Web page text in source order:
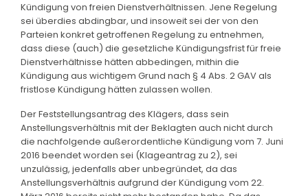
Kündigung von freien Dienstverhältnissen. Jene Regelung
sei überdies abdingbar, und insoweit sei der von den
Parteien konkret getroffenen Regelung zu entnehmen,
dass diese (auch) die gesetzliche Kündigungsfrist für freie
Dienstverhältnisse hätten abbedingen, mithin die
Kündigung aus wichtigem Grund nach § 4 Abs. 2 GAV als
fristlose Kündigung hätten zulassen wollen.
Der Feststellungsantrag des Klägers, dass sein
Anstellungsverhältnis mit der Beklagten auch nicht durch
die nachfolgende außerordentliche Kündigung vom 7. Juni
2016 beendet worden sei (Klageantrag zu 2), sei
unzulässig, jedenfalls aber unbegründet, da das
Anstellungsverhältnis aufgrund der Kündigung vom 22.